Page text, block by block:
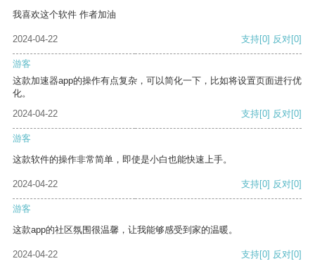
我喜欢这个软件 作者加油
2024-04-22 支持[0] 反对[0]
游客
这款加速器app的操作有点复杂，可以简化一下，比如将设置页面进行优
化。
2024-04-22
支持[0] 反对[0]
游客
这款软件的操作非常简单，即使是小白也能快速上手。
2024-04-22 支持[0] 反对[0]
游客
这款app的社区氛围很温馨，让我能够感受到家的温暖。
2024-04-22 支持[0] 反对[0]